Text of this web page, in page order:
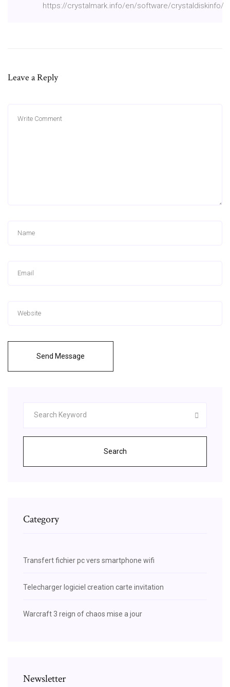
https://crystalmark.info/en/software/crystaldiskinfo/
Leave a Reply
Send Message
Search
Category
Transfert fichier pc vers smartphone wifi
Telecharger logiciel creation carte invitation
Warcraft 3 reign of chaos mise a jour
Newsletter